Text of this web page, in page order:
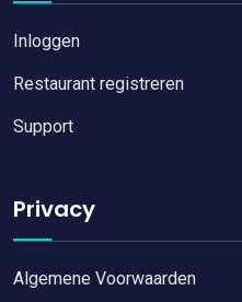
Inloggen
Restaurant registreren
Support
Privacy
Algemene Voorwaarden